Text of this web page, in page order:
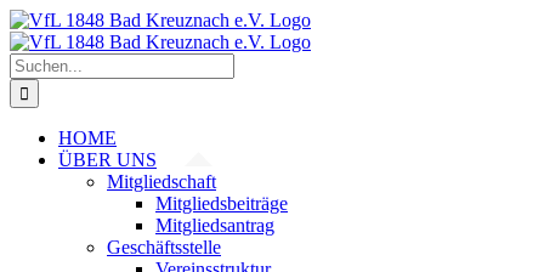
Zum
Inhalt
springen
Suche
nach:
HOME
ÜBER UNS
Mitgliedschaft
Mitgliedsbeiträge
Mitgliedsantrag
Geschäftsstelle